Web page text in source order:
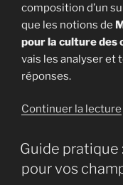
composition d’un
que les notions de
pour la culture des
vais les analyser et
réponses.
Continuer la lecture
Guide pratique
pour vos